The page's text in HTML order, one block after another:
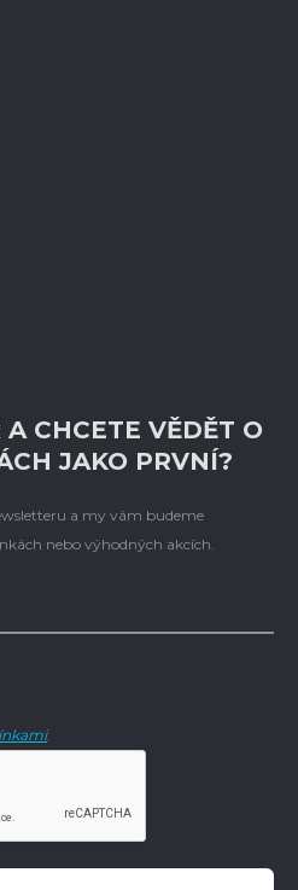
CHCETE VĚDĚT O
JAKO PRVNÍ?
a my vám budeme
nebo výhodných akcích.
.